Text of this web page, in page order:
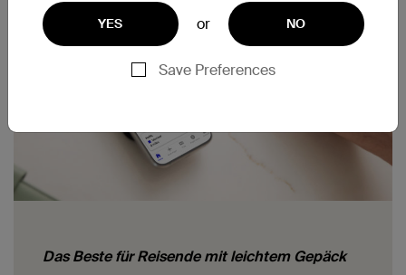
Das Beste für Reisende mit leichtem Gepäck
YES or NO
Save Preferences